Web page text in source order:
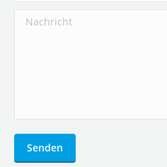
Nachricht
Senden